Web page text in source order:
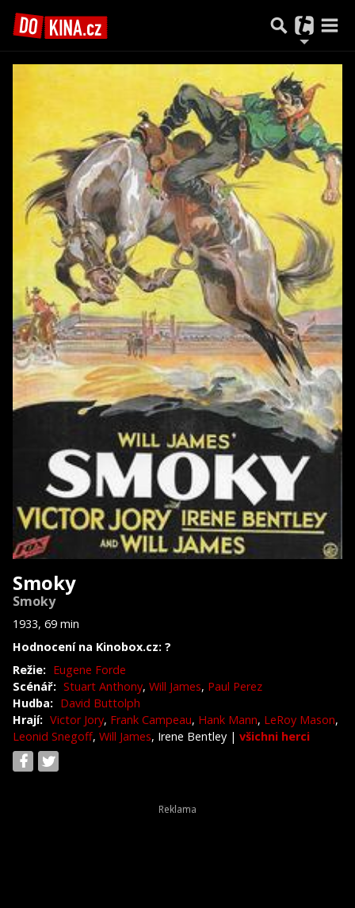
Smoky
Smoky
1933, 69 min
Hodnocení na Kinobox.cz: ?
Režie: Eugene Forde
Scénář: Stuart Anthony, Will James, Paul Perez
Hudba: David Buttolph
Hrají: Victor Jory, Frank Campeau, Hank Mann, LeRoy Mason,
Leonid Snegoff, Will James, Irene Bentley | všichni herci